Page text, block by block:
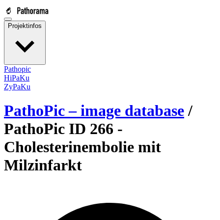
Projektinfos
Pathopic
HiPaKu
ZyPaKu
PathoPic – image database /
PathoPic ID 266 -
Cholesterinembolie mit
Milzinfarkt